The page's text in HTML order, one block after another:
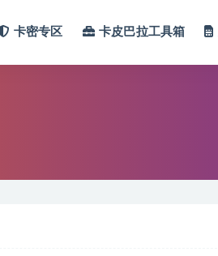
卡密专区 卡皮巴拉工具箱